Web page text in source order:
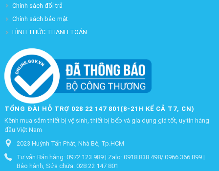
Chính sách đổi trả
Chính sách bảo mật
HÌNH THỨC THANH TOÁN
TỔNG ĐÀI HỖ TRỢ 028 22 147 801(8-21H KỂ CẢ T7, CN)
Kênh mua sắm thiết bị vệ sinh, thiết bị bếp và gia dụng giá tốt, uy tín hàng
đầu Việt Nam
2023 Huỳnh Tấn Phát, Nhà Bè, Tp.HCM
Tư vấn Bán hàng: 0972 123 989 | Zalo: 0918 838 498/ 0966 366 899 |
Bảo hành, Sửa chữa: 028 22 147 801